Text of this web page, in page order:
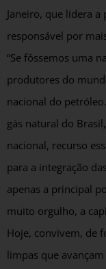
Janeiro, que lidera
responsável por
“Se fôssemos uma
produtores do
nacional do
gás natural do
nacional, recurso
para a integração
apenas a principal
muito orgulho, a
Hoje, convivem, de
limpas que